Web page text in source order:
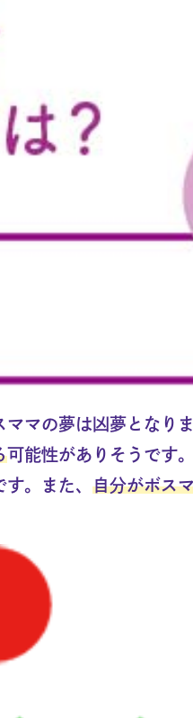
マの夢は凶夢となりま
可能性がありそうです
。また、 自分がボス